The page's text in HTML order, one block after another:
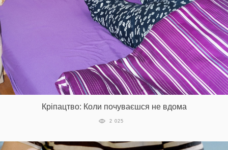
Кріпацтво: Коли почуваєшся не вдома
2 025